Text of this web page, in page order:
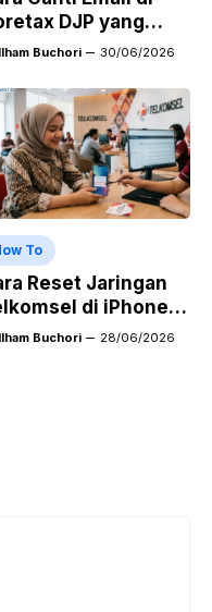
DJP yang
Tidak Aktif
Ilham Buchori 30/06/2026
To
Reset Jaringan
di iPhone
Koneksi Stabil
Ilham Buchori 28/06/2026